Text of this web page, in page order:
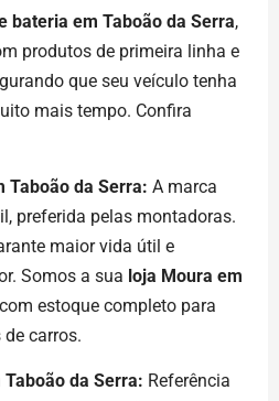
bateria em Taboão da Serra,
produtos de primeira linha e
que seu veículo tenha
mais tempo. Confira
Taboão da Serra: A marca
preferida pelas montadoras.
maior vida útil e
Somos a sua loja Moura em
com estoque completo para
carros.
da Serra: Referência